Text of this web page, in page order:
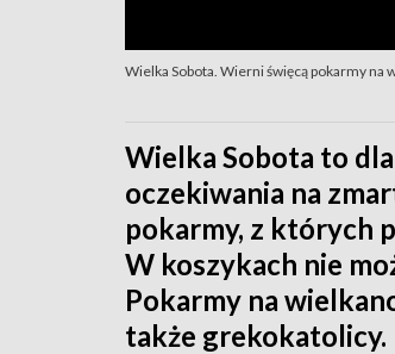
Wielka Sobota. Wierni święcą pokarmy na
Wielka Sobota to
oczekiwania na
pokarmy, z których
W koszykach nie
Pokarmy na
także grekokatolicy.